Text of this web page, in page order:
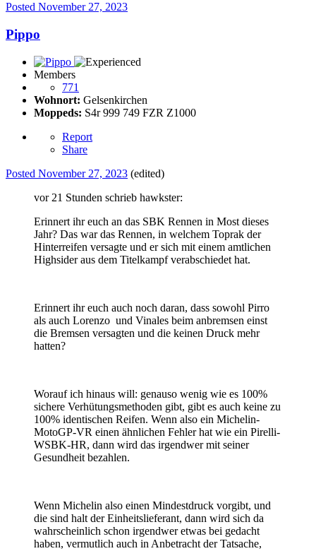
Posted November 27, 2023
Pippo
Members
771
Wohnort: Gelsenkirchen
Moppeds: S4r 999 749 FZR Z1000
Report
Share
Posted November 27, 2023 (edited)
vor 21 Stunden schrieb hawkster:
Erinnert ihr euch an das SBK Rennen in Most dieses
Jahr? Das war das Rennen, in welchem Toprak der
Hinterreifen versagte und er sich mit einem amtlichen
Highsider aus dem Titelkampf verabschiedet hat.
Erinnert ihr euch auch noch daran, dass sowohl Pirro
als auch Lorenzo und Vinales beim anbremsen einst
die Bremsen versagten und die keinen Druck mehr
hatten?
Worauf ich hinaus will: genauso wenig wie es 100%
sichere Verhütungsmethoden gibt, gibt es auch keine zu
100% identischen Reifen. Wenn also ein Michelin-
MotoGP-VR einen ähnlichen Fehler hat wie ein Pirelli-
WSBK-HR, dann wird das irgendwer mit seiner
Gesundheit bezahlen.
Wenn Michelin also einen Mindestdruck vorgibt, und
die sind halt der Einheitslieferant, dann wird sich da
wahrscheinlich schon irgendwer etwas bei gedacht
haben, vermutlich auch in Anbetracht der Tatsache,